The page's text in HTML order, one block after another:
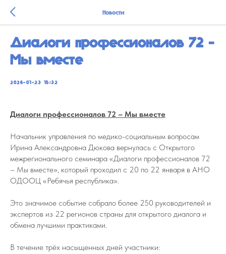
Новости
Диалоги профессионалов 72 –
Мы вместе
2026-01-23 15:32
Диалоги профессионалов 72 – Мы вместе
Начальник управления по медико-социальным вопросам
Ирина Александровна Дюкова вернулась с Открытого
межрегионального семинара «Диалоги профессионалов 72
– Мы вместе», который проходил с 20 по 22 января в АНО
ОДООЦ «Ребячья республика».
Это значимое событие собрало более 250 руководителей и
экспертов из 22 регионов страны для открытого диалога и
обмена лучшими практиками.
В течение трёх насыщенных дней участники: